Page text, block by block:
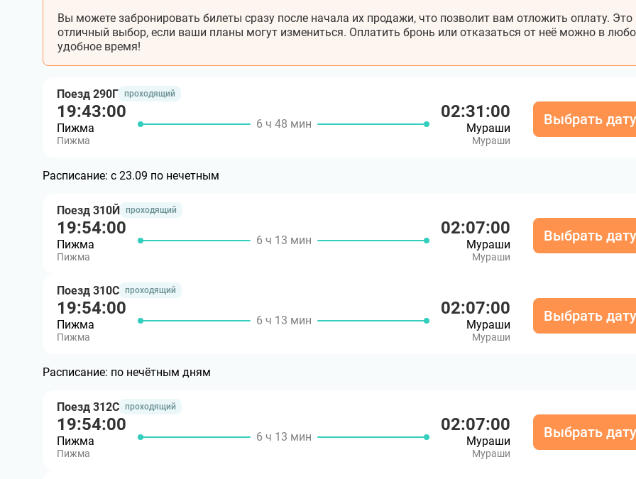
Вы можете забронировать билеты сразу после начала их продажи, что позволит вам отложить оплату. Это
отличный выбор, если ваши планы могут измениться. Оплатить бронь или отказаться от неё можно в
удобное время!
Поезд 290Г проходящий
19:43:00
Пижма
Пижма
6 ч 48 мин
02:31:00
Мураши
Мураши
Выбрать дату
Расписание: с 23.09 по нечетным
Поезд 310Й проходящий
19:54:00
Пижма
Пижма
6 ч 13 мин
02:07:00
Мураши
Мураши
Выбрать дату
Поезд 310С проходящий
19:54:00
Пижма
Пижма
6 ч 13 мин
02:07:00
Мураши
Мураши
Выбрать дату
Расписание: по нечётным дням
Поезд 312С проходящий
19:54:00
Пижма
Пижма
6 ч 13 мин
02:07:00
Мураши
Мураши
Выбрать дату